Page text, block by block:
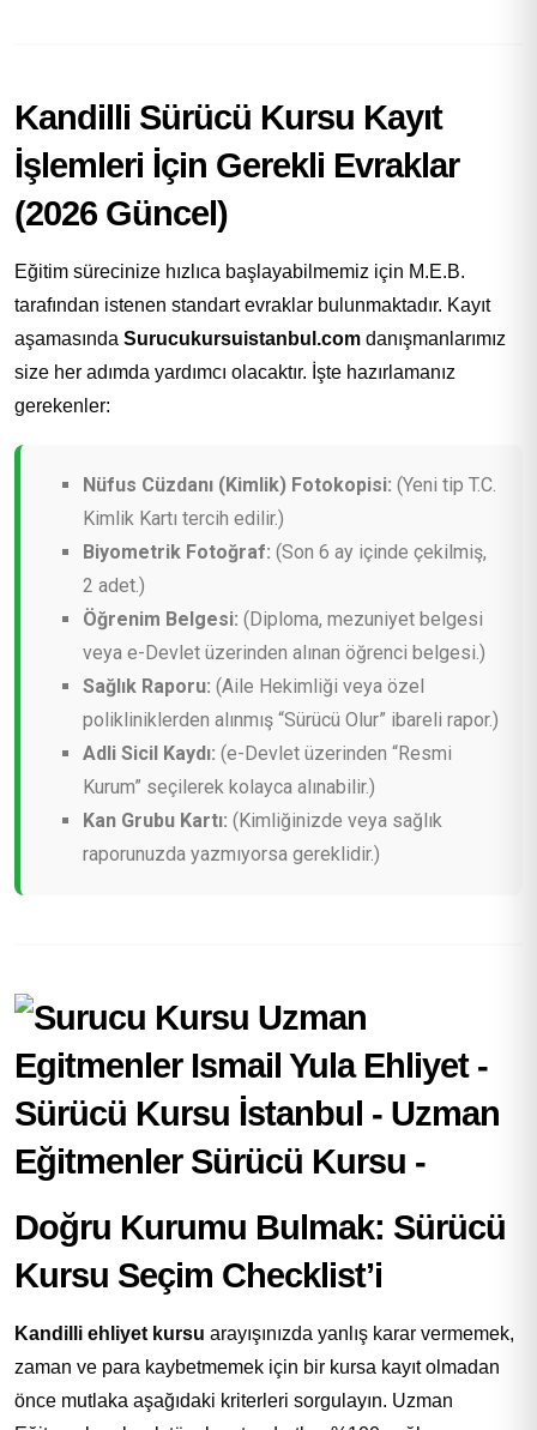
Kandilli Sürücü Kursu Kayıt
İşlemleri İçin Gerekli Evraklar
(2026 Güncel)
Eğitim sürecinize hızlıca başlayabilmemiz için M.E.B.
tarafından istenen standart evraklar bulunmaktadır. Kayıt
aşamasında Surucukursuistanbul.com danışmanlarımız
size her adımda yardımcı olacaktır. İşte hazırlamanız
gerekenler:
Nüfus Cüzdanı (Kimlik) Fotokopisi: (Yeni tip T.C.
Kimlik Kartı tercih edilir.)
Biyometrik Fotoğraf: (Son 6 ay içinde çekilmiş,
2 adet.)
Öğrenim Belgesi: (Diploma, mezuniyet belgesi
veya e-Devlet üzerinden alınan öğrenci belgesi.)
Sağlık Raporu: (Aile Hekimliği veya özel
polikliniklerden alınmış “Sürücü Olur” ibareli rapor.)
Adli Sicil Kaydı: (e-Devlet üzerinden “Resmi
Kurum” seçilerek kolayca alınabilir.)
Kan Grubu Kartı: (Kimliğinizde veya sağlık
raporunuzda yazmıyorsa gereklidir.)
Doğru Kurumu Bulmak: Sürücü
Kursu Seçim Checklist’i
Kandilli ehliyet kursu arayışınızda yanlış karar vermemek,
zaman ve para kaybetmemek için bir kursa kayıt olmadan
önce mutlaka aşağıdaki kriterleri sorgulayın. Uzman